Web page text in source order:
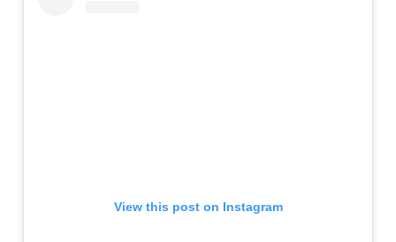
View this post on Instagram